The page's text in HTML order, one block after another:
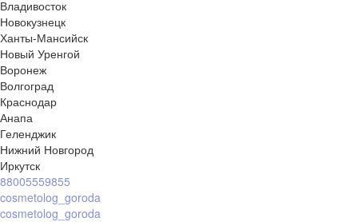
Владивосток
Новокузнецк
Ханты-Мансийск
Новый Уренгой
Воронеж
Волгоград
Краснодар
Анапа
Геленджик
Нижний Новгород
Иркутск
88005559855
cosmetolog_goroda
cosmetolog_goroda